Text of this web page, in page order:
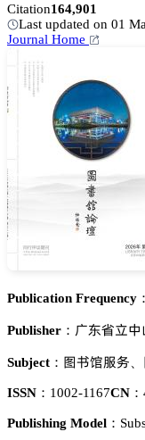
Citation164,901
Last updated on 01
Journal Home
Publication Frequency：
Publisher： 氂㛾漳羂
Subject： 貂䎦慀伫懾、
ISSN： 1002-1167CN：
Publishing Model：